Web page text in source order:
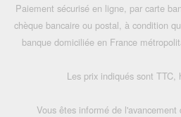
Paiement sécurisé en ligne, par carte
chèque bancaire ou postal, à condition
banque domiciliée en France
Les prix indiqués sont TTC,
Vous êtes informé de